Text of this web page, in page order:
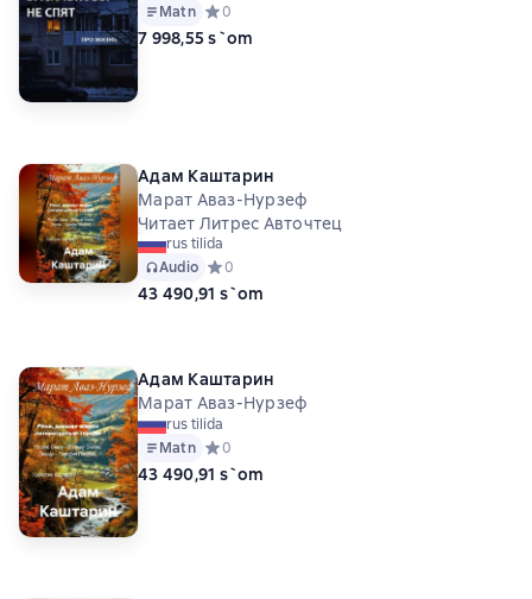
Matn Средний рейтинг 0 на основе 0 оценок
0
7 998,55 s`om
Адам Каштарин
Марат Аваз-Нурзеф
Читает Литрес Авточтец
rus tilida
Audio Средний рейтинг 0 на основе 0 оценок
0
43 490,91 s`om
Адам Каштарин
Марат Аваз-Нурзеф
rus tilida
Matn Средний рейтинг 0 на основе 0 оценок
0
43 490,91 s`om